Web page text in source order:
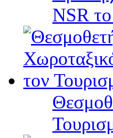
NSR